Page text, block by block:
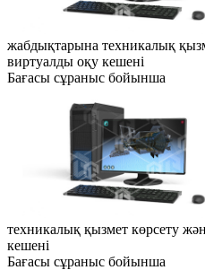
жабдықтарына техникалық
виртуалды оқу кешені
Бағасы сұраныс бойынша
техникалық қызмет көрсету
кешені
Бағасы сұраныс бойынша